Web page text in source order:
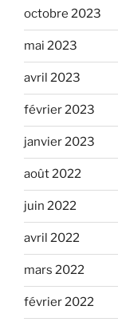
octobre 2023
mai 2023
avril 2023
février 2023
janvier 2023
août 2022
juin 2022
avril 2022
mars 2022
février 2022